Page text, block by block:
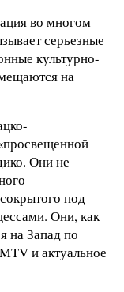
во многом
серьезные
культурно-
на
Они не
под
Они, как
на Запад по
и актуальное